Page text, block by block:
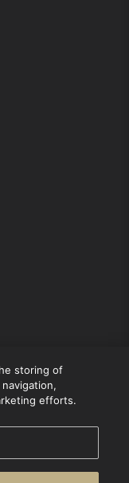
storing of
efforts.